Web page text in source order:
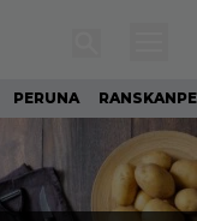
PERUNA